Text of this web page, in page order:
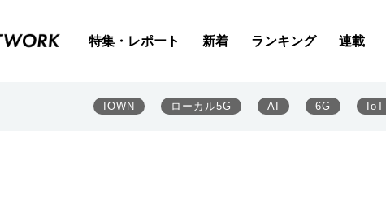
特集・レポート 新着 ランキング 連載
IOWN ローカル5G AI 6G IoT